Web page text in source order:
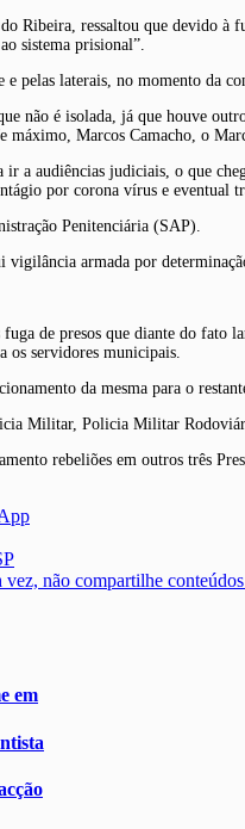
ressaltou que devido à
sistema prisional”.
pelas laterais, no momento da
não é isolada, já que houve
Marcos Camacho, o
a audiências judiciais, o que
por corona vírus e eventual
Penitenciária (SAP).
armada por
de presos que diante do fato
os servidores municipais.
da mesma para o
Militar, Policia Militar
rebeliões em outros três
não compartilhe
em